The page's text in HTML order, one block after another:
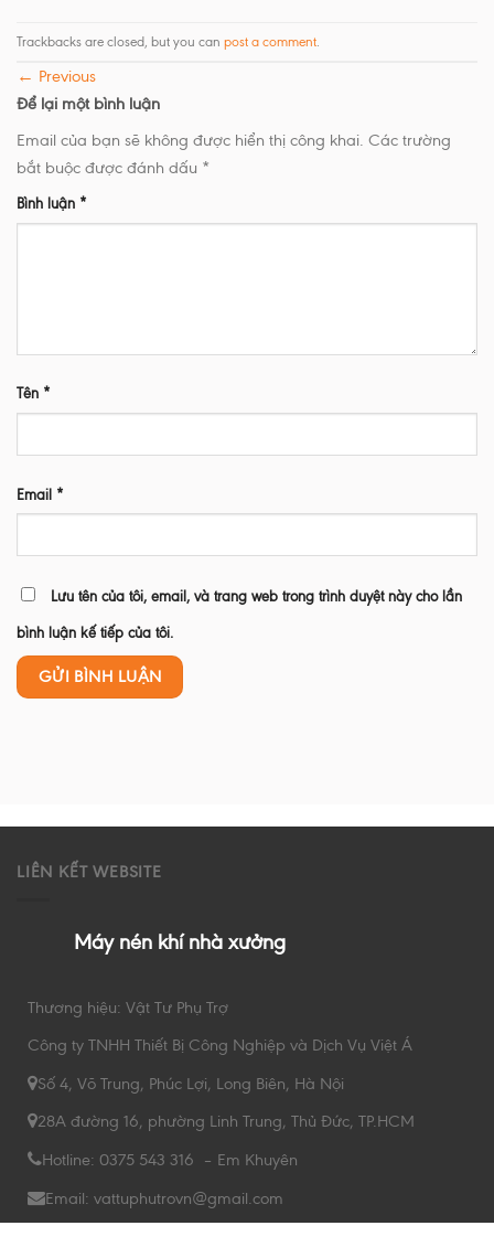
Trackbacks are closed, but you can post a comment
← Previous
Để lại một bình luận
Email của bạn sẽ không được hiển thị công khai. Các trường
bắt buộc được đánh dấu *
Bình luận *
Tên *
Email *
Lưu tên của tôi, email, và trang web trong trình duyệt này cho lần
bình luận kế tiếp của tôi.
LIÊN KẾT WEBSITE
Máy nén khí nhà xưởng
Thương hiệu: Vật Tư Phụ Trợ
Công ty TNHH Thiết Bị Công Nghiệp và Dịch Vụ Việt Á
Số 4, Võ Trung, Phúc Lợi, Long Biên, Hà Nội
28A đường 16, phường Linh Trung, Thủ Đức, TP.HCM
Hotline: 0375 543 316 – Em Khuyên
Email: vattuphutrovn@gmail.com